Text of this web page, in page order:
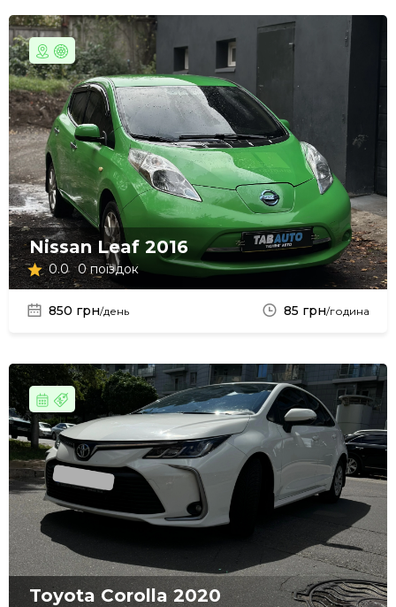
Nissan Leaf 2016
0.0 0 поїздок
850 грн/день 85 грн/година
Toyota Corolla 2020